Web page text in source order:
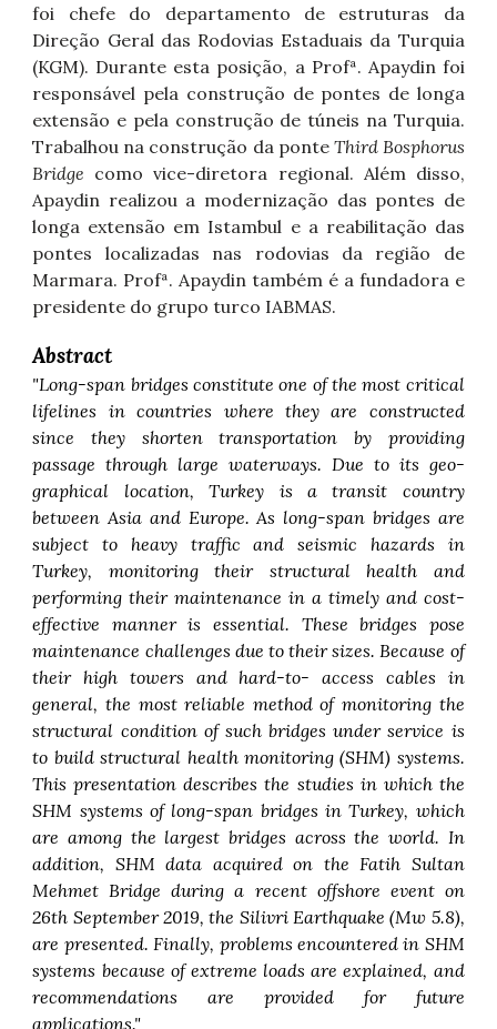
foi chefe do departamento de estruturas da
Direção Geral das Rodovias Estaduais da Turquia
(KGM). Durante esta posição, a Profª. Apaydin foi
responsável pela construção de pontes de longa
extensão e pela construção de túneis na Turquia.
Trabalhou na construção da ponte Third Bosphorus
Bridge como vice-diretora regional. Além disso,
Apaydin realizou a modernização das pontes de
longa extensão em Istambul e a reabilitação das
pontes localizadas nas rodovias da região de
Marmara. Profª. Apaydin também é a fundadora e
presidente do grupo turco IABMAS.
Abstract
"Long-span bridges constitute one of the most critical
lifelines in countries where they are constructed
since they shorten transportation by providing
passage through large waterways. Due to its geo-
graphical location, Turkey is a transit country
between Asia and Europe. As long-span bridges are
subject to heavy traffic and seismic hazards in
Turkey, monitoring their structural health and
performing their maintenance in a timely and cost-
effective manner is essential. These bridges pose
maintenance challenges due to their sizes. Because of
their high towers and hard-to- access cables in
general, the most reliable method of monitoring the
structural condition of such bridges under service is
to build structural health monitoring (SHM) systems.
This presentation describes the studies in which the
SHM systems of long-span bridges in Turkey, which
are among the largest bridges across the world. In
addition, SHM data acquired on the Fatih Sultan
Mehmet Bridge during a recent offshore event on
26th September 2019, the Silivri Earthquake (Mw 5.8),
are presented. Finally, problems encountered in SHM
systems because of extreme loads are explained, and
recommendations are provided for future
applications."